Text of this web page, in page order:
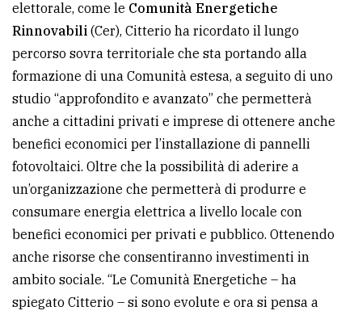
elettorale, come le Comunità Energetiche
Rinnovabili (Cer), Citterio ha ricordato il lungo
percorso sovra territoriale che sta portando alla
formazione di una Comunità estesa, a seguito di uno
studio “approfondito e avanzato” che permetterà
anche a cittadini privati e imprese di ottenere anche
benefici economici per l’installazione di pannelli
fotovoltaici. Oltre che la possibilità di aderire a
un’organizzazione che permetterà di produrre e
consumare energia elettrica a livello locale con
benefici economici per privati e pubblico. Ottenendo
anche risorse che consentiranno investimenti in
ambito sociale. “Le Comunità Energetiche – ha
spiegato Citterio – si sono evolute e ora si pensa a